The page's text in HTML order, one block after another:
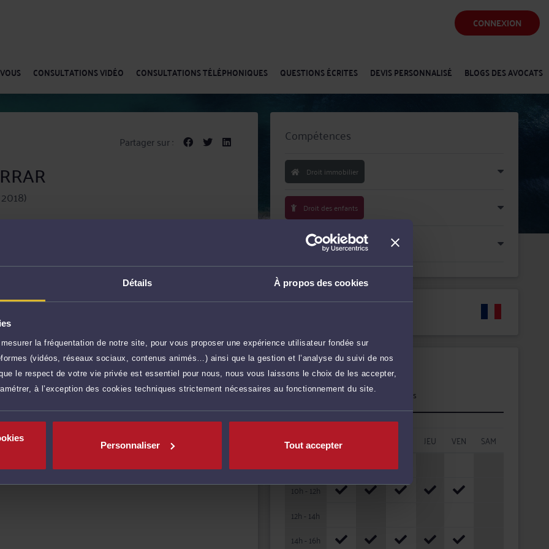
Détails À propos des cookies
la fréquentation de notre site, pour vous proposer une expérience utilisateur fondée sur
(vidéos, réseaux sociaux, contenus animés…) ainsi que la gestion et l’analyse du suivi de nos
le respect de votre vie privée est essentiel pour nous, nous vous laissons le choix de les accepter,
à l’exception des cookies techniques strictement nécessaires au fonctionnement du site.
Personnaliser Tout accepter
CONNEXION
CONSULTATIONS VIDÉO CONSULTATIONS TÉLÉPHONIQUES QUESTIONS ÉCRITES DEVIS PERSONNALISÉ BLOGS DES AVOCATS
Partager sur :
tant en matière de conseil que de contentieux,
de conseil, comme les consultations
en passant par la prise en charge des
de ses clients en leur garantissant expertise
de leur dossier.
plus
60 € TTC Prendre RDV
300 €TTC Consulter par écrit
Compétences
Droit immobilier
Droit des enfants
Procédure d'appel
Disponibilités
Rendez-vous
HORAIRES LUN JEU VEN
SAM
08h - 10h
10h - 12h
12h - 14h
14h - 16h